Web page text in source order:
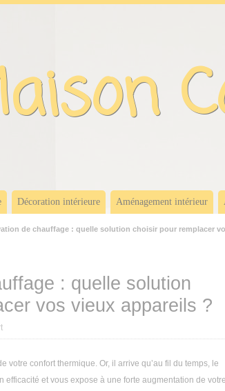
Décoration intérieure Aménagement intérieur
de chauffage : quelle solution choisir pour remplacer
: quelle solution
vos vieux appareils ?
votre confort thermique. Or, il arrive qu’au fil du temps, le
efficacité et vous expose à une forte augmentation de votre